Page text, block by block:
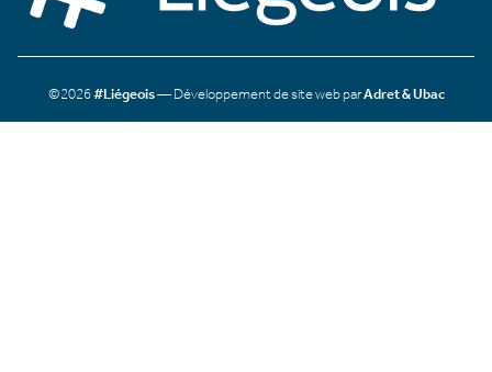
©2026#Liégeois— Développement de site web parAdret & Ubac